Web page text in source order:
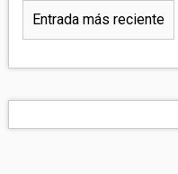
Entrada más reciente